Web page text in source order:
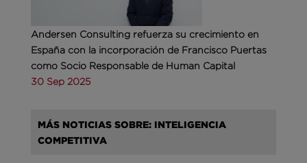
Andersen Consulting refuerza su crecimiento en
España con la incorporación de Francisco Puertas
como Socio Responsable de Human Capital
30 Sep 2025
MÁS NOTICIAS SOBRE: INTELIGENCIA
COMPETITIVA